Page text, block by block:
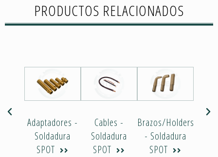
PRODUCTOS RELACIONADOS
Adaptadores -
Soldadura
SPOT
Cables -
Soldadura
SPOT
Brazos/Holders
- Soldadura
SPOT